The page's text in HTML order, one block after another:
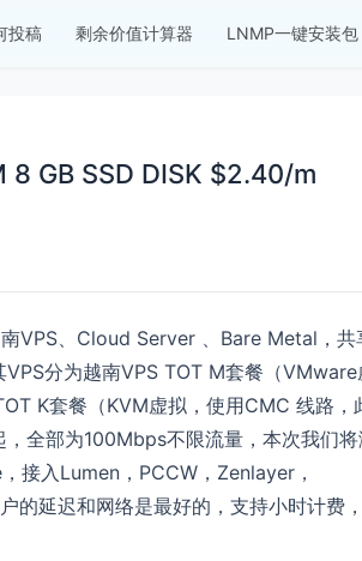
投稿 剩余价值计算器 LNMP一键安装包
8 GB SSD DISK $2.40/m
VPS、Cloud Server 、Bare Metal，共
VPS分为越南VPS TOT M套餐（VMware
K套餐（KVM虚拟，使用CMC 线路，
全部为100Mbps不限流量，本次我们
接入Lumen，PCCW，Zenlayer，
的延迟和网络是最好的， 支持小时计费